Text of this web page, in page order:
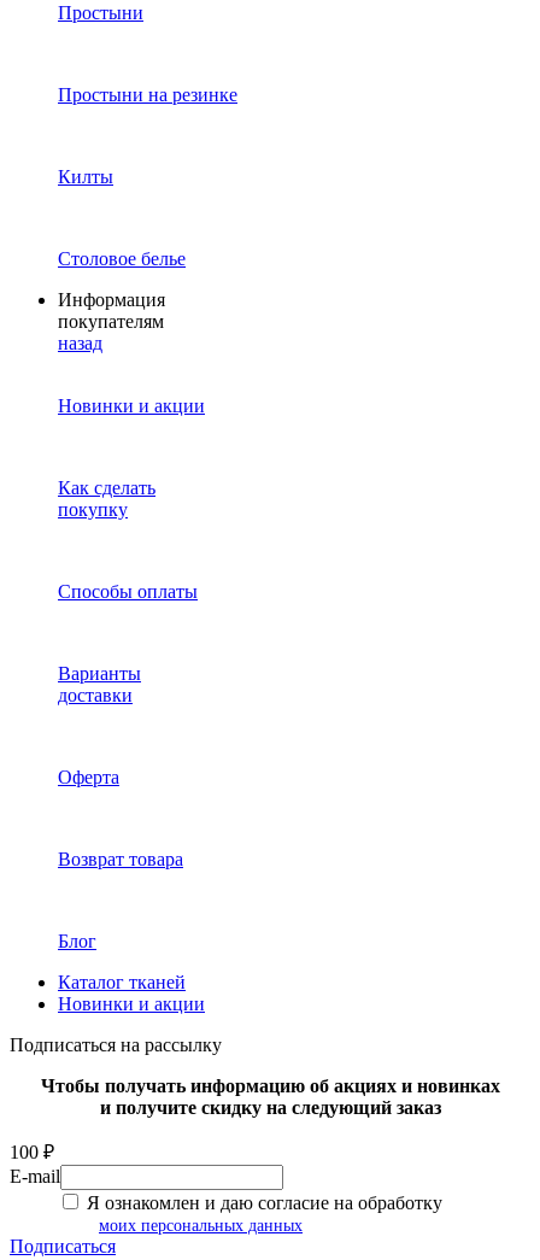
Простыни
Простыни на резинке
Килты
Столовое белье
Информация
покупателям
назад
Новинки и акции
Как сделать
покупку
Способы оплаты
Варианты
доставки
Оферта
Возврат товара
Блог
Каталог тканей
Новинки и акции
Подписаться на рассылку
Чтобы получать информацию об акциях и новинках
и получите скидку на следующий заказ
100 ₽
E-mail
Я ознакомлен и даю согласие на обработку
моих персональных данных
Подписаться